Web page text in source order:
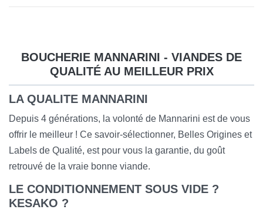
BOUCHERIE MANNARINI - VIANDES DE
QUALITÉ AU MEILLEUR PRIX
LA QUALITE MANNARINI
Depuis 4 générations, la volonté de Mannarini est de vous
offrir le meilleur ! Ce savoir-sélectionner, Belles Origines et
Labels de Qualité, est pour vous la garantie, du goût
retrouvé de la vraie bonne viande.
LE CONDITIONNEMENT SOUS VIDE ?
KESAKO ?